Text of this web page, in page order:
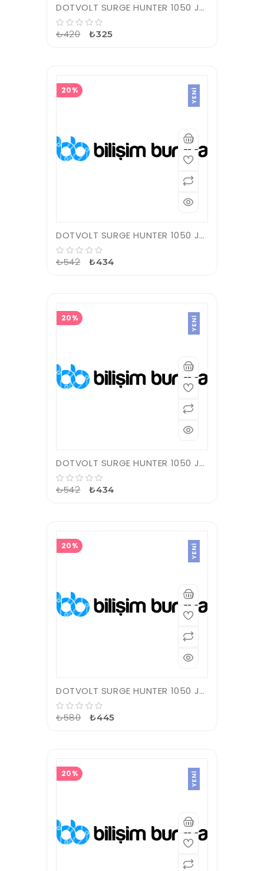
DOTVOLT SURGE HUNTER 1050 JOULES 1'Lİ AKIM KORUMALI PRİZ
₺420 ₺325
20% YENI
DOTVOLT SURGE HUNTER 1050 JOULES 1'Lİ AKIM KORUMALI PRİZ
₺542 ₺434
20% YENI
DOTVOLT SURGE HUNTER 1050 JOULES 1'Lİ AKIM KORUMALI PRİZ
₺542 ₺434
20% YENI
DOTVOLT SURGE HUNTER 1050 JOULES 2'Lİ AKIM KORUMALI PRİZ
₺580 ₺445
20% YENI